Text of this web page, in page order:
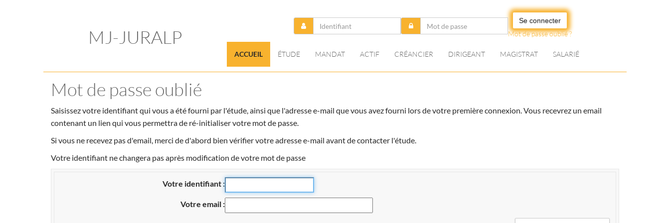
MJ-JURALP
Se connecter
Mot de passe oublié ?
ACCUEIL ÉTUDE MANDAT ACTIF CRÉANCIER DIRIGEANT MAGISTRAT SALARIÉ
Mot de passe oublié
Saisissez votre identifiant qui vous a été fourni par l'étude, ainsi que l'adresse e-mail que vous avez fourni lors de votre première connexion. Vous recevrez un email
contenant un lien qui vous permettra de ré-initialiser votre mot de passe.
Si vous ne recevez pas d'email, merci de d'abord bien vérifier votre adresse e-mail avant de contacter l'étude.
Votre identifiant ne changera pas après modification de votre mot de passe
Votre identifiant
Votre email